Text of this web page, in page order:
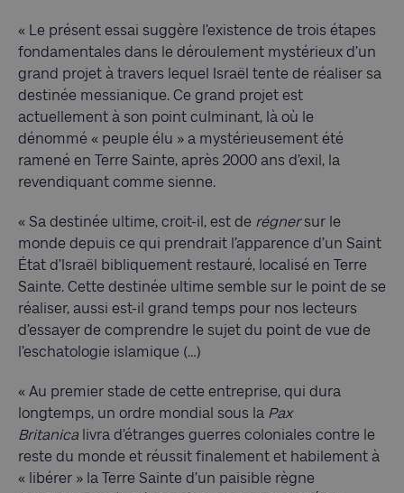
« Le présent essai suggère l’existence de trois étapes
fondamentales dans le déroulement mystérieux d’un
grand projet à travers lequel Israël tente de réaliser sa
destinée messianique. Ce grand projet est
actuellement à son point culminant, là où le
dénommé « peuple élu » a mystérieusement été
ramené en Terre Sainte, après 2000 ans d’exil, la
revendiquant comme sienne.
« Sa destinée ultime, croit-il, est de régnersur le
monde depuis ce qui prendrait l’apparence d’un Saint
État d’Israël bibliquement restauré, localisé en Terre
Sainte. Cette destinée ultime semble sur le point de se
réaliser, aussi est-il grand temps pour nos lecteurs
d’essayer de comprendre le sujet du point de vue de
l’eschatologie islamique (…)
« Au premier stade de cette entreprise, qui dura
longtemps, un ordre mondial sous la Pax
Britanica livra d’étranges guerres coloniales contre le
reste du monde et réussit finalement et habilement à
« libérer » la Terre Sainte d’un paisible règne